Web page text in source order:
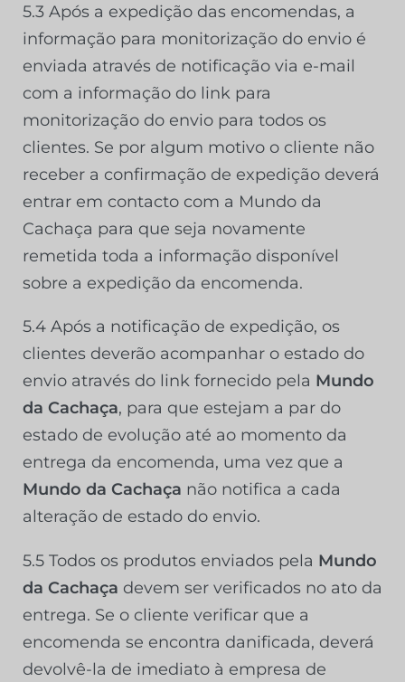
5.3 Após a expedição das encomendas, a
informação para monitorização do envio é
enviada através de notificação via e-mail
com a informação do link para
monitorização do envio para todos os
clientes. Se por algum motivo o cliente não
receber a confirmação de expedição deverá
entrar em contacto com a Mundo da
Cachaça para que seja novamente
remetida toda a informação disponível
sobre a expedição da encomenda.
5.4 Após a notificação de expedição, os
clientes deverão acompanhar o estado do
envio através do link fornecido pela Mundo
da Cachaça, para que estejam a par do
estado de evolução até ao momento da
entrega da encomenda, uma vez que a
Mundo da Cachaça não notifica a cada
alteração de estado do envio.
5.5 Todos os produtos enviados pela Mundo
da Cachaça devem ser verificados no ato da
entrega. Se o cliente verificar que a
encomenda se encontra danificada, deverá
devolvê-la de imediato à empresa de